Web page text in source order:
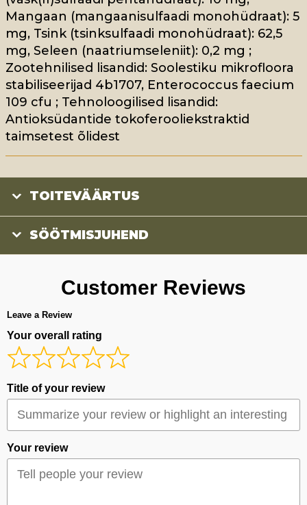
Mangaan (mangaanisulfaadi monohüdraat): 5
mg, Tsink (tsinksulfaadi monohüdraat): 62,5
mg, Seleen (naatriumseleniit): 0,2 mg ;
Zootehnilised lisandid: Soolestiku mikrofloora
stabiliseerijad 4b1707, Enterococcus faecium
109 cfu ; Tehnoloogilised lisandid:
Antioksüdantide tokoferooliekstraktid
taimsetest õlidest
TOITEVÄÄRTUS
SÖÖTMISJUHEND
Customer Reviews
Leave a Review
Your overall rating
Title of your review
Your review